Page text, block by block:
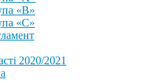
«B»
«C»
2020/2021